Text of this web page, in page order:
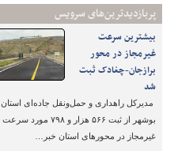
پربازدیدترین‌های سرویس
بیشترین سرعت
غیرمجاز در محور
برازجان-چغادک ثبت
شد
مدیرکل راهداری و حمل‌ونقل جاده‌ای استان
بوشهر از ثبت ۵۶۶ هزار و ۷۹۸ مورد سرعت
غیرمجاز در محورهای استان خبر…